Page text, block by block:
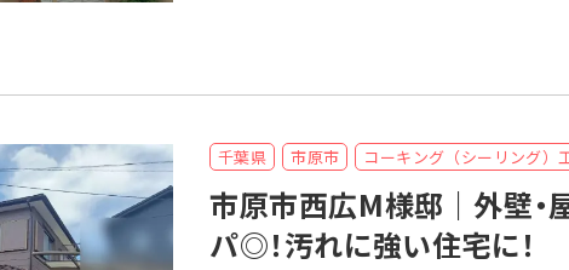
千葉県 市原市 コーキング（シーリング）
市原市西広M様邸｜外壁・
パ◎！汚れに強い住宅に！